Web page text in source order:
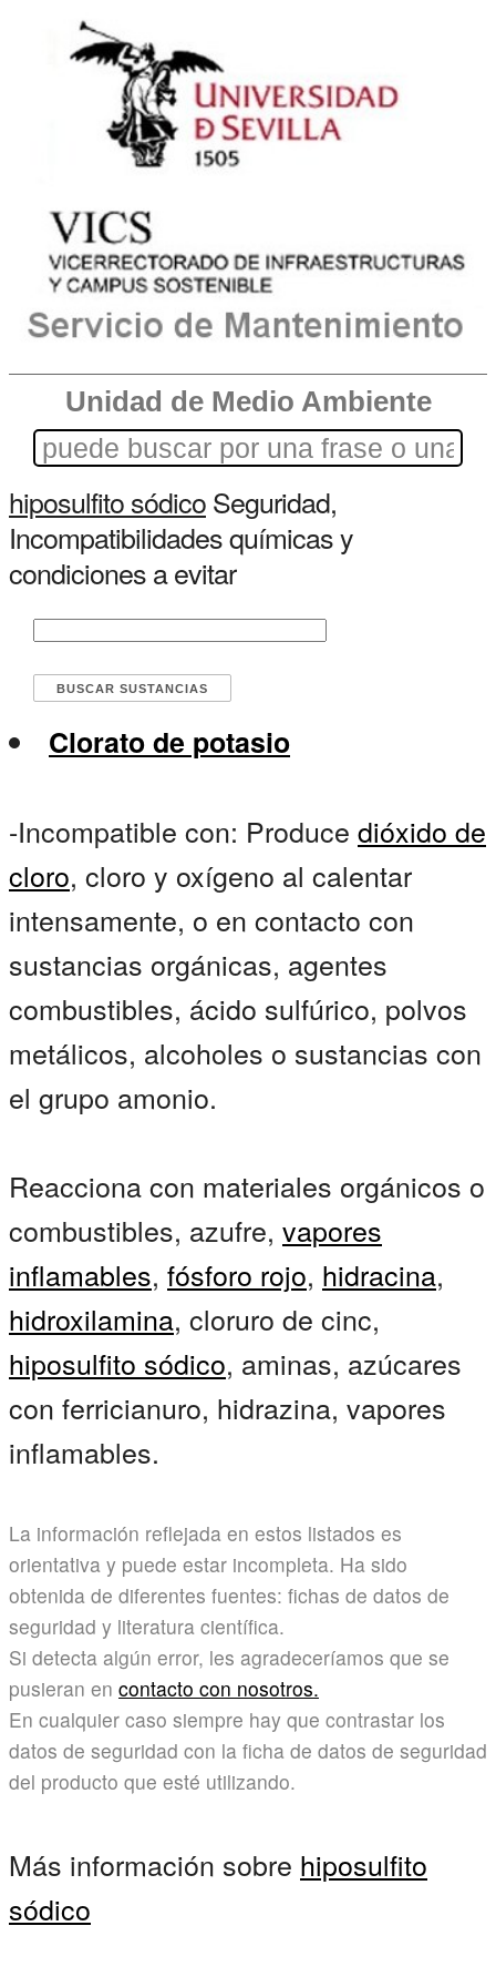
Unidad de Medio Ambiente
hiposulfito sódicoSeguridad,
Incompatibilidades químicas y
condiciones a evitar
Clorato de potasio
-Incompatible con: Produce dióxido de
cloro, cloro y oxígeno al calentar
intensamente, o en contacto con
sustancias orgánicas, agentes
combustibles, ácido sulfúrico, polvos
metálicos, alcoholes o sustancias con
el grupo amonio.
Reacciona con materiales orgánicos o
combustibles, azufre, vapores
inflamables, fósforo rojo, hidracina,
hidroxilamina, cloruro de cinc,
hiposulfito sódico, aminas, azúcares
con ferricianuro, hidrazina, vapores
inflamables.
La información reflejada en estos listados es
orientativa y puede estar incompleta. Ha sido
obtenida de diferentes fuentes: fichas de datos de
seguridad y literatura científica.
Si detecta algún error, les agradeceríamos que se
pusieran en contacto con nosotros.
En cualquier caso siempre hay que contrastar los
datos de seguridad con la ficha de datos de seguridad
del producto que esté utilizando.
Más información sobre hiposulfito
sódico